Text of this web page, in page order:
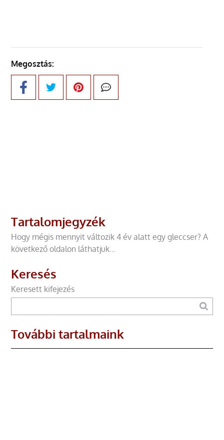
Megosztás:
Tartalomjegyzék
Hogy mégis mennyit változik 4 év alatt egy gleccser? A
következő oldalon láthatjuk…
Keresés
Keresett kifejezés
További tartalmaink